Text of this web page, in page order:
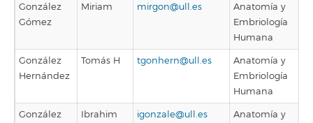
González
Gómez
Miriam mirgon@ull.es
Anatomía y
Embriología
Humana
González
Hernández
Tomás H tgonhern@ull.es
Anatomía y
Embriología
Humana
González
Ibrahim igonzale@ull.es
Anatomía y